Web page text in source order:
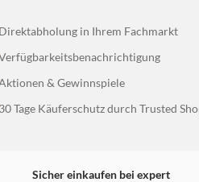
Direktabholung in Ihrem Fachmarkt
& Gewinnspiele
30 Tage Käuferschutz durch Trusted
Sicher einkaufen bei expert